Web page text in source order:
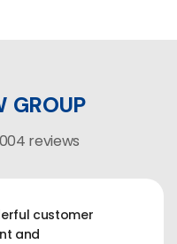
GROUP
reviews
customer
and